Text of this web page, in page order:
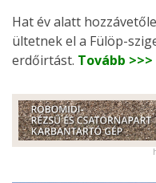
Hat év alatt
ültetnek el a Fülöp-
erdőirtást. Tovább >>>